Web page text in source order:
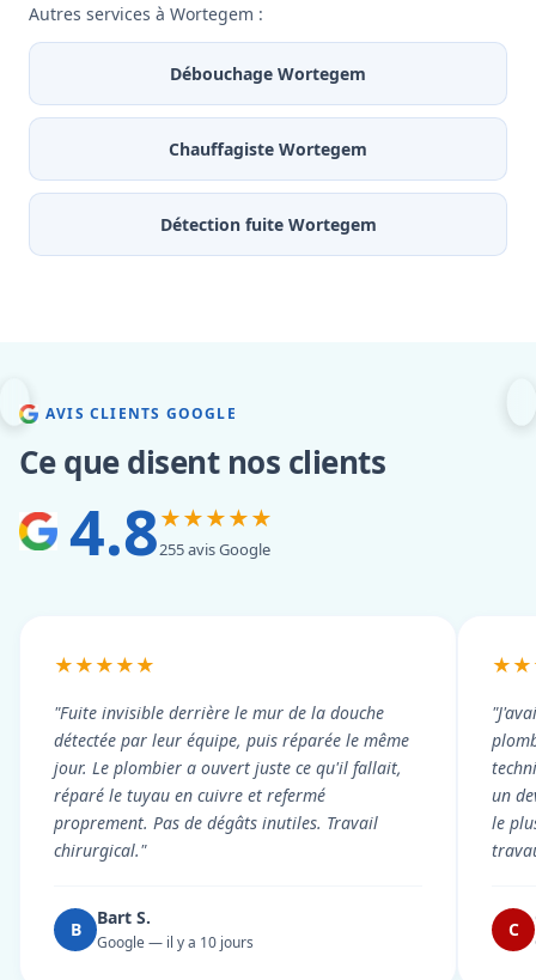
Autres services à Wortegem :
Débouchage Wortegem
Chauffagiste Wortegem
Détection fuite Wortegem
AVIS CLIENTS GOOGLE
Ce que disent nos clients
4.8★★★★★
255 avis Google
★★★★★
"Fuite invisible derrière le mur de la douche
détectée par leur équipe, puis réparée le même
jour. Le plombier a ouvert juste ce qu'il fallait,
réparé le tuyau en cuivre et refermé
proprement. Pas de dégâts inutiles. Travail
chirurgical."
B
Bart S.
Google — il y a 10 jours
un
le
C